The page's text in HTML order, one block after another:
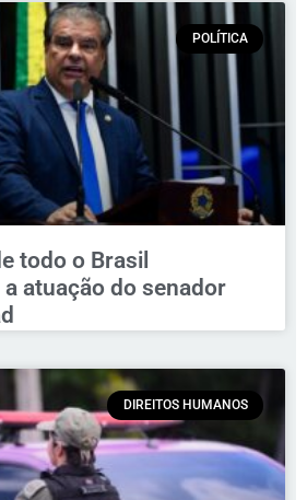
POLÍTICA
todo o Brasil
atuação do senador
DIREITOS HUMANOS